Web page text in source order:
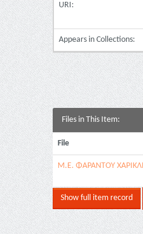
URI:
Appears in Collections:
Files in This Item:
File
Μ.Ε. ΦΑΡΑΝΤΟΥ
Show full item record